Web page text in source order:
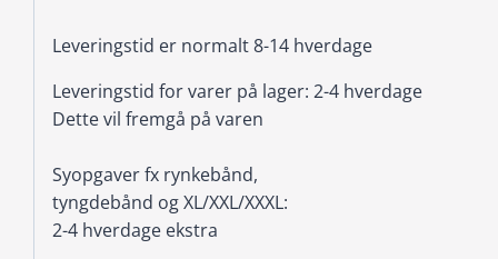
Leveringstid er normalt 8-14 hverdage
Leveringstid for varer på lager: 2-4 hverdage
Dette vil fremgå på varen
Syopgaver fx rynkebånd,
tyngdebånd og XL/XXL/XXXL:
2-4 hverdage ekstra